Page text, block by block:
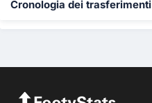
Cronologia dei trasferimenti